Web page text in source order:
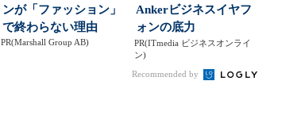
ンが「ファッション」
で終わらない理由
PR(Marshall Group AB)
Ankerビジネスイヤフ
ォンの底力
PR(ITmedia ビジネスオンライ
ン)
Recommended by